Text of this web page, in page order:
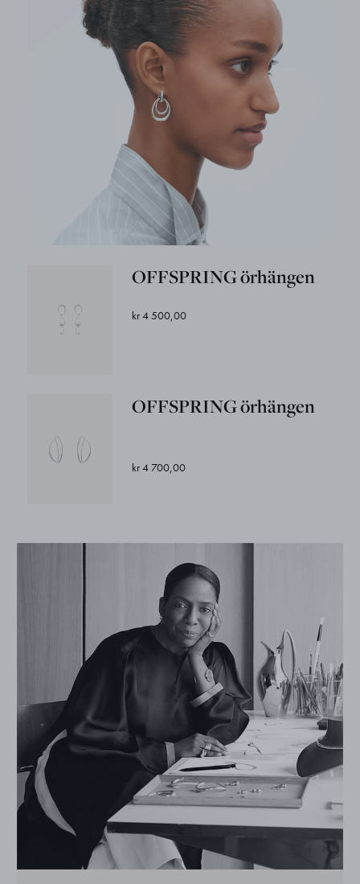
OFFSPRING örhängen
kr 4 500,00
OFFSPRING örhängen
kr 4 700,00